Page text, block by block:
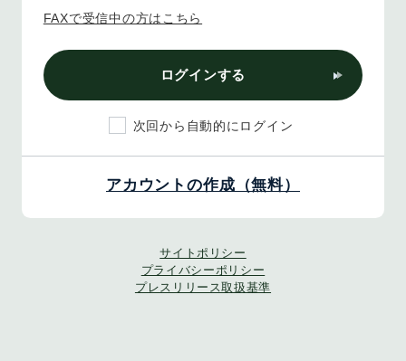
FAXで受信中の方はこちら
ログインする
次回から自動的にログイン
アカウントの作成（無料）
サイトポリシー
プライバシーポリシー
プレスリリース取扱基準